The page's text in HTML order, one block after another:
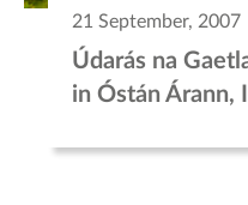
21 September, 2007
Údarás na
in Óstán Árann,